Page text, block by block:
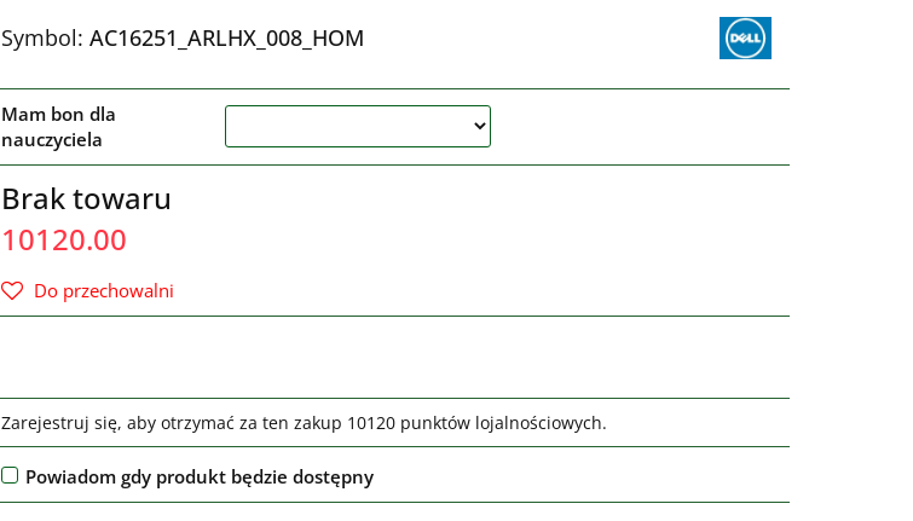
Symbol: AC16251_ARLHX_008_HOM
Mam bon dla
nauczyciela
Brak towaru
10120.00
Do przechowalni
Zarejestruj się, aby otrzymać za ten zakup 10120 punktów lojalnościowych.
Powiadom gdy produkt będzie dostępny